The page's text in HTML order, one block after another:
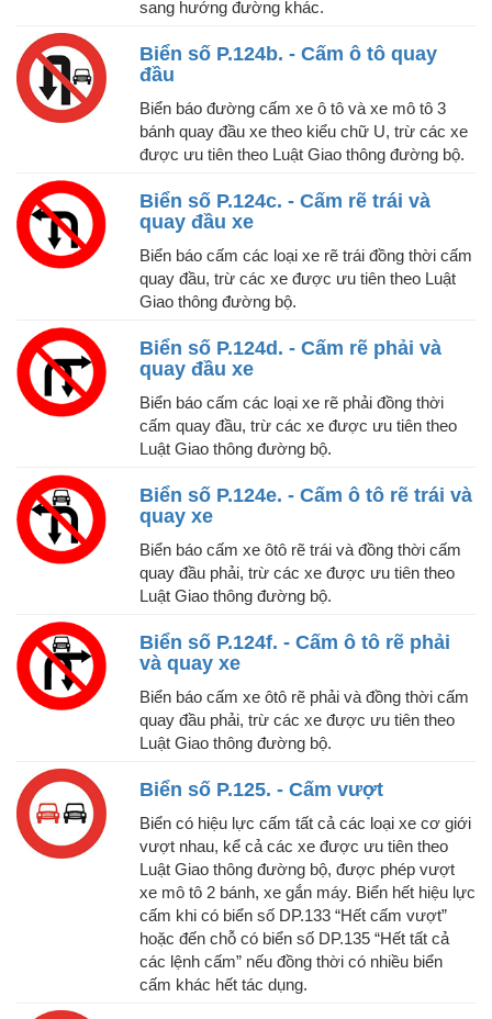
sang hướng đường khác.
Biển số P.124b. - Cấm ô tô quay
đầu
Biển báo đường cấm xe ô tô và xe mô tô 3
bánh quay đầu xe theo kiểu chữ U, trừ các xe
được ưu tiên theo Luật Giao thông đường bộ.
Biển số P.124c. - Cấm rẽ trái và
quay đầu xe
Biển báo cấm các loại xe rẽ trái đồng thời cấm
quay đầu, trừ các xe được ưu tiên theo Luật
Giao thông đường bộ.
Biển số P.124d. - Cấm rẽ phải và
quay đầu xe
Biển báo cấm các loại xe rẽ phải đồng thời
cấm quay đầu, trừ các xe được ưu tiên theo
Luật Giao thông đường bộ.
Biển số P.124e. - Cấm ô tô rẽ trái và
quay xe
Biển báo cấm xe ôtô rẽ trái và đồng thời cấm
quay đầu phải, trừ các xe được ưu tiên theo
Luật Giao thông đường bộ.
Biển số P.124f. - Cấm ô tô rẽ phải
và quay xe
Biển báo cấm xe ôtô rẽ phải và đồng thời cấm
quay đầu phải, trừ các xe được ưu tiên theo
Luật Giao thông đường bộ.
Biển số P.125. - Cấm vượt
Biển có hiệu lực cấm tất cả các loại xe cơ giới
vượt nhau, kể cả các xe được ưu tiên theo
Luật Giao thông đường bộ, được phép vượt
xe mô tô 2 bánh, xe gắn máy. Biển hết hiệu lực
cấm khi có biển số DP.133 “Hết cấm vượt”
hoặc đến chỗ có biển số DP.135 “Hết tất cả
các lệnh cấm” nếu đồng thời có nhiều biển
cấm khác hết tác dụng.